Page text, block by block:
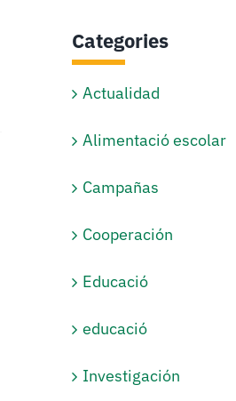
Categories
Actualidad
Alimentació escolar
Campañas
Cooperación
Educació
educació
Investigación